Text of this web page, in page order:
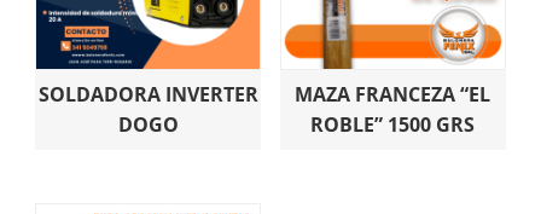
SOLDADORA INVERTER
DOGO
MAZA FRANCEZA “EL
ROBLE” 1500 GRS